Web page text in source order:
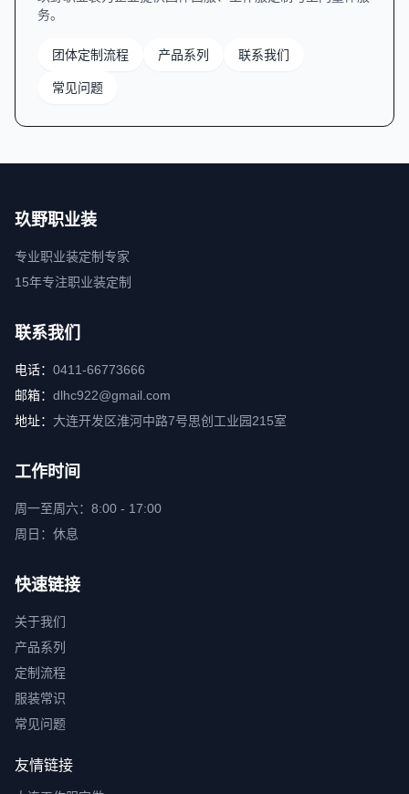
务。
团体定制流程 产品系列 联系我们
常见问题
玖野职业装
专业职业装定制专家
15年专注职业装定制
联系我们
电话： 0411-66773666
邮箱： dlhc922@gmail.com
地址： 大连开发区淮河中路7号思创工业园215室
工作时间
周一至周六：8:00 - 17:00
周日：休息
快速链接
关于我们
产品系列
定制流程
服装常识
常见问题
友情链接